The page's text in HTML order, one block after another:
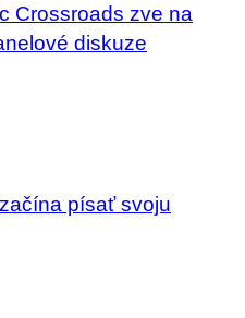
Crossroads zve na
diskuze
písať svoju